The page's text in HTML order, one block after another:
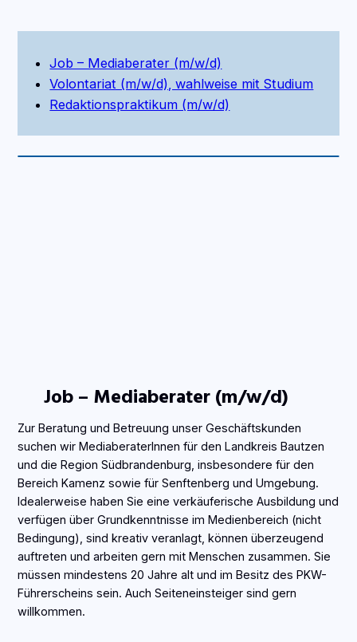
Job – Mediaberater (m/w/d)
Volontariat (m/w/d), wahlweise mit Studium
Redaktionspraktikum (m/w/d)
Job – Mediaberater (m/w/d)
Zur Beratung und Betreuung unser Geschäftskunden
suchen wir MediaberaterInnen für den Landkreis Bautzen
und die Region Südbrandenburg, insbesondere für den
Bereich Kamenz sowie für Senftenberg und Umgebung.
Idealerweise haben Sie eine verkäuferische Ausbildung und
verfügen über Grundkenntnisse im Medienbereich (nicht
Bedingung), sind kreativ veranlagt, können überzeugend
auftreten und arbeiten gern mit Menschen zusammen. Sie
müssen mindestens 20 Jahre alt und im Besitz des PKW-
Führerscheins sein. Auch Seiteneinsteiger sind gern
willkommen.